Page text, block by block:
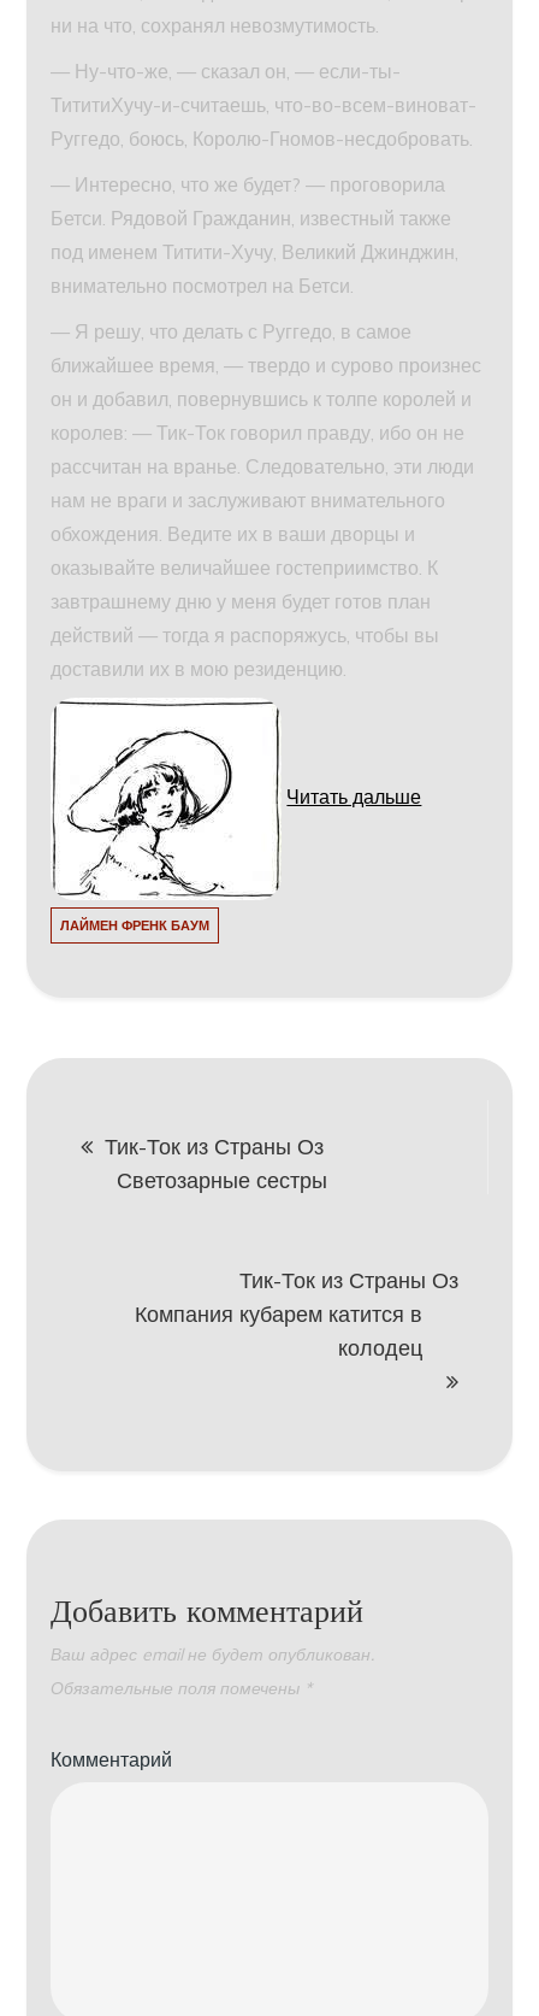
ни на что, сохранял невозмутимость.
— Ну-что-же, — сказал он, — если-ты-
ТититиХучу-и-считаешь, что-во-всем-виноват-
Руггедо, боюсь, Королю-Гномов-несдобровать.
— Интересно, что же будет? — проговорила
Бетси. Рядовой Гражданин, известный также
под именем Титити-Хучу, Великий Джинджин,
внимательно посмотрел на Бетси.
— Я решу, что делать с Руггедо, в самое
ближайшее время, — твердо и сурово произнес
он и добавил, повернувшись к толпе королей и
королев: — Тик-Ток говорил правду, ибо он не
рассчитан на вранье. Следовательно, эти люди
нам не враги и заслуживают внимательного
обхождения. Ведите их в ваши дворцы и
оказывайте величайшее гостеприимство. К
завтрашнему дню у меня будет готов план
действий — тогда я распоряжусь, чтобы вы
доставили их в мою резиденцию.
Читать дальше
ЛАЙМЕН ФРЕНК БАУМ
Навигация
Тик-Ток из Страны Оз
Светозарные сестры
Тик-Ток из Страны Оз
Компания кубарем катится в
колодец
Добавить комментарий
Ваш адрес email не будет опубликован.
Обязательные поля помечены *
Комментарий